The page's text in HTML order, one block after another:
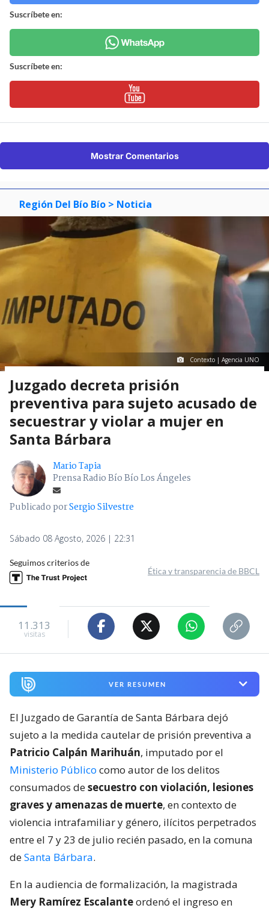
Suscríbete en:
Suscríbete en:
Mostrar Comentarios
Región Del Bío Bío > Noticia
Contexto | Agencia UNO
Juzgado decreta prisión
preventiva para sujeto acusado de
secuestrar y violar a mujer en
Santa Bárbara
Mario Tapia
Prensa Radio Bío Bío Los Ángeles
Publicado porSergio Silvestre
Sábado 08 Agosto, 2026 | 22:31
Seguimos criterios de
Ética y transparencia de BBCL
11.313
visitas
VER RESUMEN
El Juzgado de Garantía de Santa Bárbara dejó
sujeto a la medida cautelar de prisión preventiva a
Patricio Calpán Marihuán, imputado por el
Ministerio Público como autor de los delitos
consumados desecuestro con violación, lesiones
graves y amenazas de muerte, en contexto de
violencia intrafamiliar y género, ilícitos perpetrados
entre el 7 y 23 de julio recién pasado, en la comuna
deSanta Bárbara.
En la audiencia de formalización, la magistrada
Mery Ramírez Escalanteordenó el ingreso en